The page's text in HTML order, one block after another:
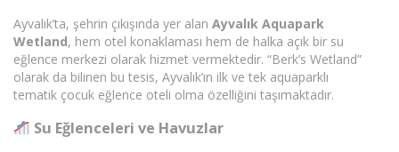
Ayvalık’ta, şehrin çıkışında yer alan Ayvalık Aquapark
Wetland, hem otel konaklaması hem de halka açık bir su
eğlence merkezi olarak hizmet vermektedir. “Berk’s Wetland”
olarak da bilinen bu tesis, Ayvalık’ın ilk ve tek aquaparklı
tematik çocuk eğlence oteli olma özelliğini taşımaktadır.
Su Eğlenceleri ve Havuzlar